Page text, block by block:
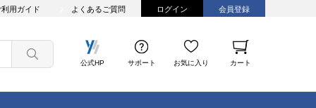
利用ガイド よくあるご質問 ログイン 会員登録
公式HP サポート お気に入り カート